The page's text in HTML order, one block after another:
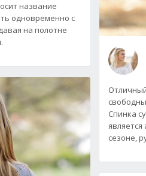
название
одновременно с
на полотне
Спинка
сезоне,